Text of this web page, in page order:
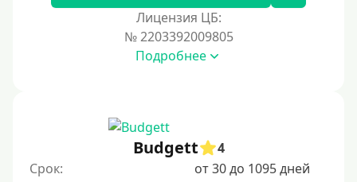
Категории заемщиков
Несовершеннолетним
Мамам в декрете
Лицензия ЦБ:
№ 2203392009805
Подробнее
Budgett
4
Срок:
от 30 до 1095 дней